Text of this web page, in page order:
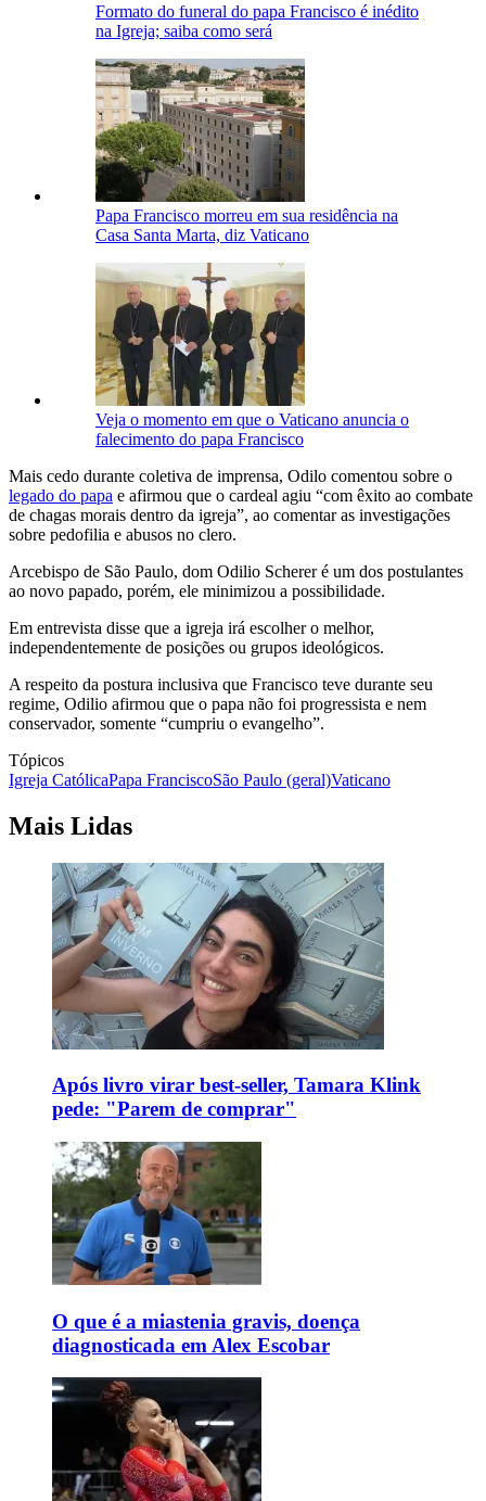
Formato do funeral do papa Francisco é inédito
na Igreja; saiba como será
Papa Francisco morreu em sua residência na
Casa Santa Marta, diz Vaticano
Veja o momento em que o Vaticano anuncia o
falecimento do papa Francisco
Mais cedo durante coletiva de imprensa, Odilo comentou sobre o
legado do papa e afirmou que o cardeal agiu “com êxito ao combate
de chagas morais dentro da igreja”, ao comentar as investigações
sobre pedofilia e abusos no clero.
Arcebispo de São Paulo, dom Odilio Scherer é um dos postulantes
ao novo papado, porém, ele minimizou a possibilidade.
Em entrevista disse que a igreja irá escolher o melhor,
independentemente de posições ou grupos ideológicos.
A respeito da postura inclusiva que Francisco teve durante seu
regime, Odilio afirmou que o papa não foi progressista e nem
conservador, somente “cumpriu o evangelho”.
Tópicos
Igreja CatólicaPapa FranciscoSão Paulo (geral)Vaticano
Mais Lidas
Após livro virar best-seller, Tamara Klink
pede: "Parem de comprar"
O que é a miastenia gravis, doença
diagnosticada em Alex Escobar